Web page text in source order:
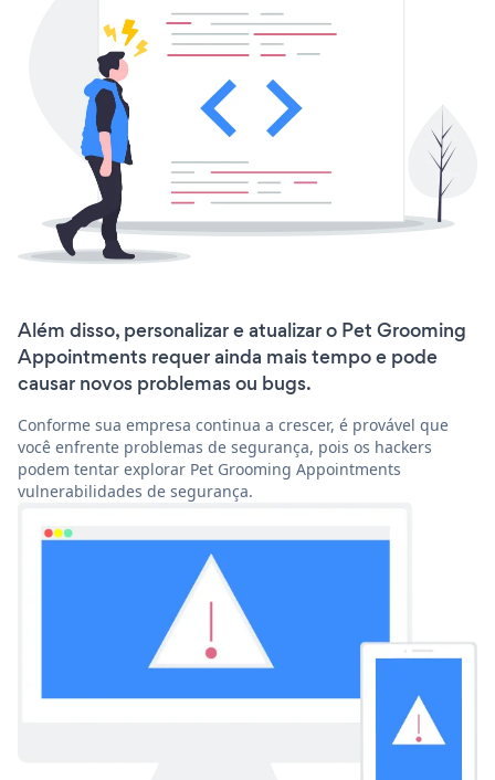
Além disso, personalizar e atualizar o Pet Grooming
Appointments requer ainda mais tempo e pode
causar novos problemas ou bugs.
Conforme sua empresa continua a crescer, é provável que
você enfrente problemas de segurança, pois os hackers
podem tentar explorar Pet Grooming Appointments
vulnerabilidades de segurança.